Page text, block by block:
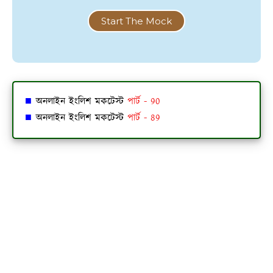
Start The Mock
■অনলাইন ইংলিশ মকটেস্ট পার্ট - 90
■অনলাইন ইংলিশ মকটেস্ট পার্ট - 89